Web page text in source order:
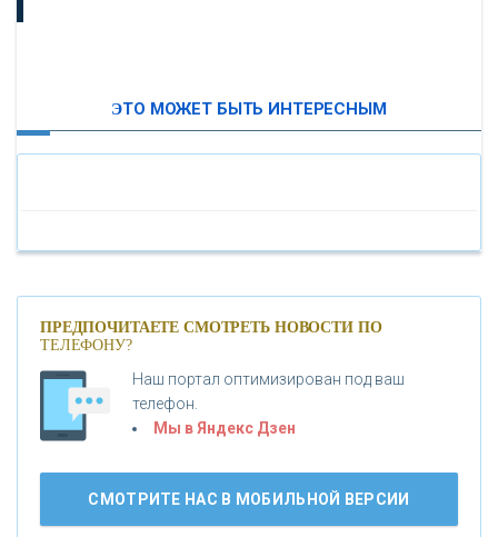
«БАНК САНКТ-ПЕТЕРБУРГ»
«ПРОМСВЯЗЬБАНК»
«НОВИКОМБАНК»
«ВНЕШПРОМБАНК»
ЭТО МОЖЕТ БЫТЬ ИНТЕРЕСНЫМ
ПРЕДПОЧИТАЕТЕ СМОТРЕТЬ НОВОСТИ ПО
ТЕЛЕФОНУ?
Наш портал оптимизирован под ваш
телефон.
Мы в Яндекс Дзен
СМОТРИТЕ НАС В МОБИЛЬНОЙ ВЕРСИИ